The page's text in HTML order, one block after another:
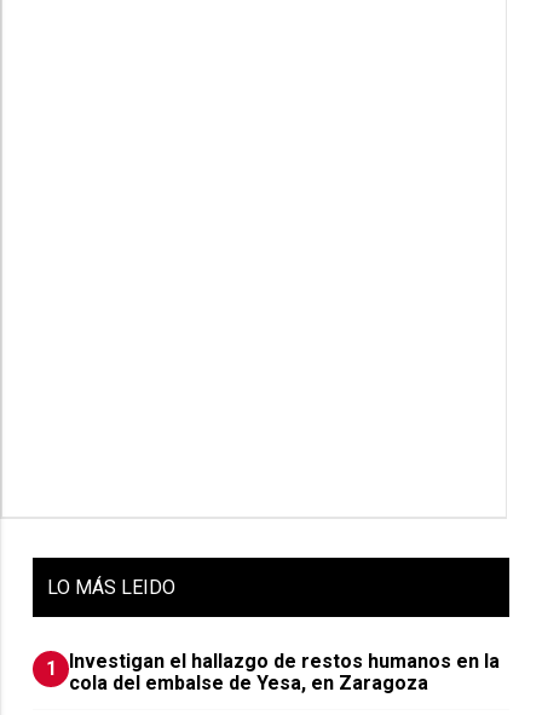
LO MÁS LEIDO
1
Investigan el hallazgo de restos humanos en la
cola del embalse de Yesa, en Zaragoza